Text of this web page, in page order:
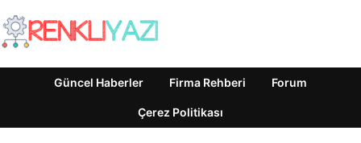
Güncel Haberler Firma Rehberi Forum
Çerez Politikası